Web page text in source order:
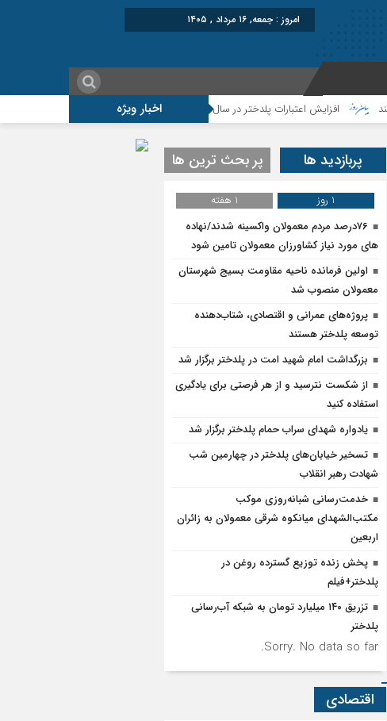
برابر با : Friday - 7
اخبار ویژه افزایش اعتبارات پلدختر در سال ۱۴۰۵ موکب شهید شکارچی سراب حمام ؛از تشییع امام
پربازدید ها پر بحث ترین ها
1 روز
1 هفته
۷۶درصد مردم معمولان واکسینه شدند/نهاده
های مورد نیاز کشاورزان معمولان تامین شود
اولین فرمانده ناحیه مقاومت بسیج شهرستان
معمولان منصوب شد
پروژه‌های عمرانی و اقتصادی، شتاب‌دهنده
توسعه پلدختر هستند
بزرگداشت امام شهید امت در پلدختر برگزار شد
از شکست نترسید و از هر فرصتی برای یادگیری
استفاده کنید
یادواره شهدای سراب حمام پلدختر برگزار شد
تسخیر خیابان‌های پلدختر در چهارمین شب
شهادت رهبر انقلاب
خدمت‌رسانی شبانه‌روزی موکب
مکتب‌الشهدای میانکوه شرقی معمولان به زائران
اربعین
پخش زنده توزیع گسترده روغن در
پلدختر+فیلم
تزریق ۱۴۰ میلیارد تومان به شبکه آب‌رسانی
پلدختر
Sorry. No data so far.
اقتصادی